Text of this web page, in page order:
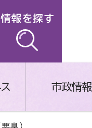
情報を探す
市政情報